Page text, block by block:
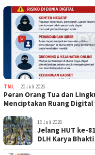
TNI 20 Juli 2026
Peran Orang Tua dan
Menciptakan Ruang
16 Juli 2026
Jelang HUT ke-
DLH Karya